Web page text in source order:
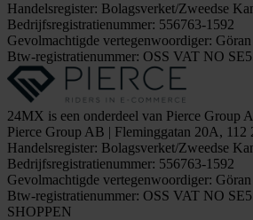
Handelsregister: Bolagsverket/Zweedse
Bedrijfsregistratienummer: 556763-1592
Gevolmachtigde vertegenwoordiger:
Btw-registratienummer: OSS VAT NO
24MX is een onderdeel van Pierce Group
Pierce Group AB | Fleminggatan 20A, 112
Handelsregister: Bolagsverket/Zweedse
Bedrijfsregistratienummer: 556763-1592
Gevolmachtigde vertegenwoordiger:
Btw-registratienummer: OSS VAT NO
SHOPPEN